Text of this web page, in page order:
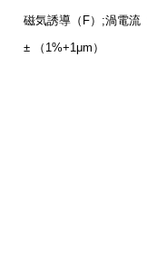
磁気誘導（F）;渦電流
± （1%+1μm）